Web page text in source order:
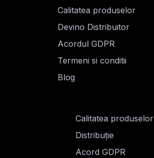
Calitatea produselor
Devino Distribuitor
Acordul GDPR
Termeni si conditii
Blog
Calitatea produselor
Distribuție
Acord GDPR